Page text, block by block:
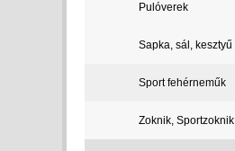
Pulóverek
Sapka, sál, kesztyű
Sport fehérneműk
Zoknik, Sportzoknik